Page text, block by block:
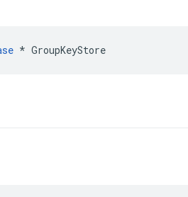
* GroupKeyStore